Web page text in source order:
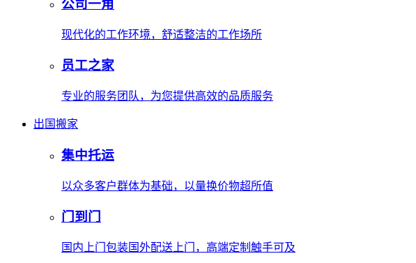
公司一角
现代化的工作环境，舒适整洁的工作场所
员工之家
专业的服务团队，为您提供高效的品质服务
出国搬家
集中托运
以众多客户群体为基础，以量换价物超所值
门到门
国内上门包装国外配送上门，高端定制触手可及